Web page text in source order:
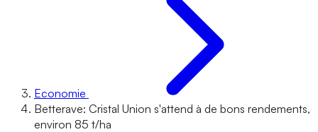
Economie
Betterave: Cristal Union s'attend à de bons rendements,
environ 85 t/ha